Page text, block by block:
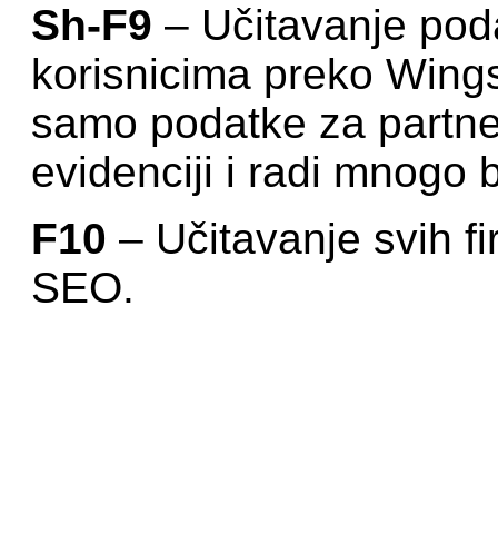
Sh-F9 – Učitavanje
korisnicima preko
samo podatke za
evidenciji i radi mnogo
F10 – Učitavanje svih
SEO.